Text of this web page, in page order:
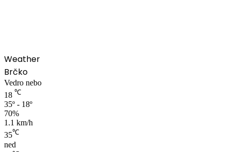
Weather
Brčko
Vedro nebo
18 ℃
35º - 18º
70%
1.1 km/h
35℃
ned